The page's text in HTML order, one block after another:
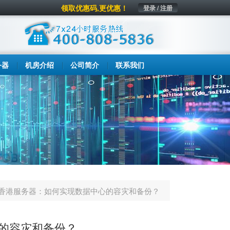
登录 / 注册
领取优惠码,更优惠！
机房介绍 公司简介 联系我们
港服务器：如何实现数据中心的容灾和备份？